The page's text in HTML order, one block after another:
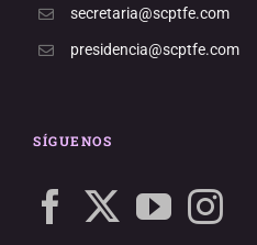
secretaria@scptfe.com
presidencia@scptfe.com
SÍGUENOS